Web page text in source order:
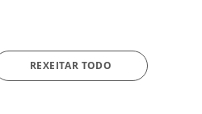
REXEITAR TODO